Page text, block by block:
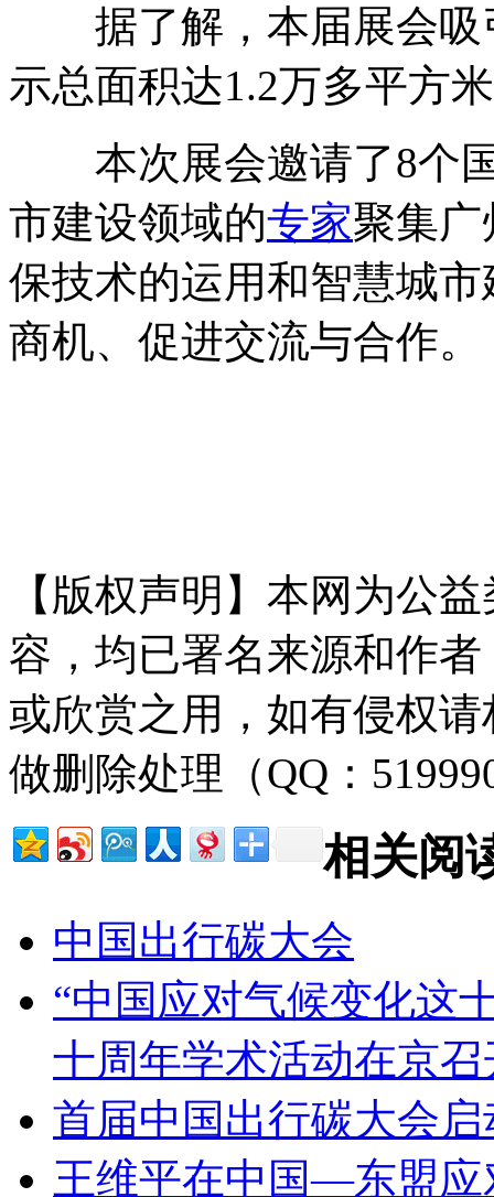
据了解，本届展会吸
示总面积达1.2万多平方
本次展会邀请了8个国
市建设领域的专家聚集
保技术的运用和智慧城
商机、促进交流与合作。
【版权声明】本网为公
容，均已署名来源和作
或欣赏之用，如有侵权
做删除处理（QQ：
相关阅
中国出行碳大会
“中国应对气候变化这
十周年学术活动在京召
首届中国出行碳大会
王维平在中国—东盟应